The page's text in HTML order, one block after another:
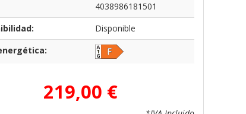
4038986181501
Disponible
219,00 €